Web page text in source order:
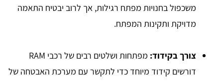
משכפול בחנויות מפתח רגילות, אך לרוב יבטיח התאמה
מדויקת ותקינות המפתח.
צורך בקידוד:
מפתחות ושלטים רבים של רכבי RAM
דורשים קידוד מיוחד כדי לתקשר עם מערכת האבטחה של